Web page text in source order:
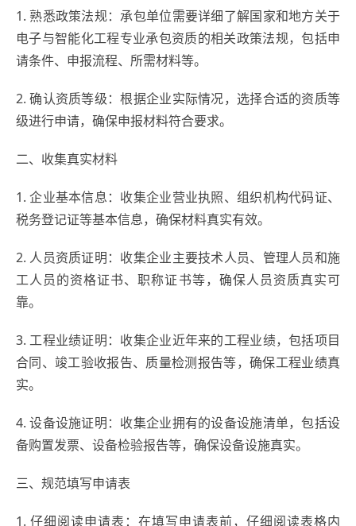
1. 熟悉政策法规：承包单位需要详细了解国家和地方关于
电子与智能化工程专业承包资质的相关政策法规，包括申
请条件、申报流程、所需材料等。
2. 确认资质等级：根据企业实际情况，选择合适的资质等
级进行申请，确保申报材料符合要求。
二、收集真实材料
1. 企业基本信息：收集企业营业执照、组织机构代码证、
税务登记证等基本信息，确保材料真实有效。
2. 人员资质证明：收集企业主要技术人员、管理人员和施
工人员的资格证书、职称证书等，确保人员资质真实可
靠。
3. 工程业绩证明：收集企业近年来的工程业绩，包括项目
合同、竣工验收报告、质量检测报告等，确保工程业绩真
实。
4. 设备设施证明：收集企业拥有的设备设施清单，包括设
备购置发票、设备检验报告等，确保设备设施真实。
三、规范填写申请表
1. 仔细阅读申请表：在填写申请表前，仔细阅读表格内